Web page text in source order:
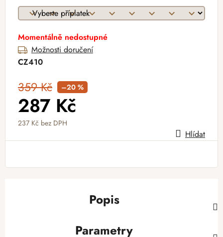
Momentálně nedostupné
Možnosti doručení
CZ410
359 Kč –20 %
287 Kč
237 Kč bez DPH
Měrná cena: Hlídat
Popis
Parametry